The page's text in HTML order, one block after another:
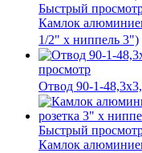
Быстрый
Камлок
1/2" х ниппель 3")
просмотр
Отвод 90-1-
Быстрый
Камлок